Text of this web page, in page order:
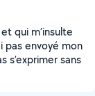
qui m’insulte
pas envoyé mon
s’exprimer sans